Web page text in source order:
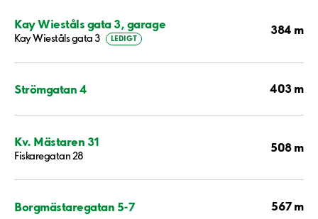
Kay Wieståls gata 3, garage
Kay Wieståls gata 3 LEDIGT
384 m
Strömgatan 4 403 m
Kv. Mästaren 31
Fiskaregatan 28
508 m
Borgmästaregatan 5-7 567 m